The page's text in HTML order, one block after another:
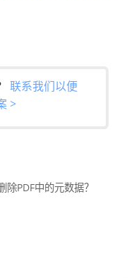
联系我们以便
>
除PDF中的元数据？